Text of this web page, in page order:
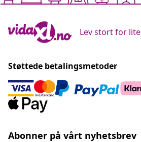
Lev stort for lite
Støttede betalingsmetoder
Abonner på vårt nyhetsbrev